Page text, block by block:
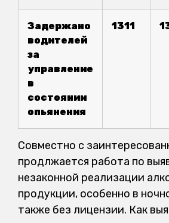
Задержано
водителей
за
управление
в
состоянии
опьянения
1311
Совместно с
продлжается работа по
незаконной реализации
продукции, особенно в
также без лицензии. Как